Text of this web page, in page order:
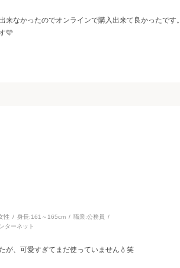
来なかったのでオンラインで購入出来て良かったです。
🩷
性 身長:161～165cm 職業:公務員
ターネット
、可愛すぎてまだ使っていません💧笑